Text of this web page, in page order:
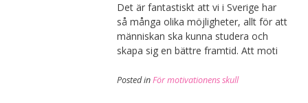
Det är fantastiskt att vi i Sverige har
så många olika möjligheter, allt för att
människan ska kunna studera och
skapa sig en bättre framtid. Att moti
Posted inFör motivationens skull